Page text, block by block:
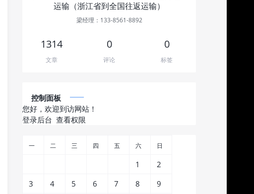
运输（浙江省到全国往返运输）
梁经理：133-8561-8892
1314
文章
0
评论
0
标签
控制面板
您好，欢迎到访网站！
登录后台 查看权限
一 二 三 四 五 六 日
1
2
3
4 5 6 7 8
9